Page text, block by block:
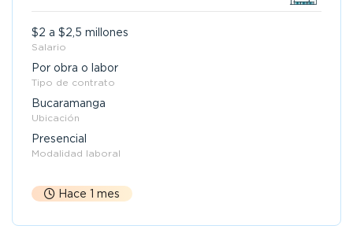
$2 a $2,5 millones
Salario
Por obra o labor
Tipo de contrato
Bucaramanga
Ubicación
Presencial
Modalidad laboral
Hace 1 mes